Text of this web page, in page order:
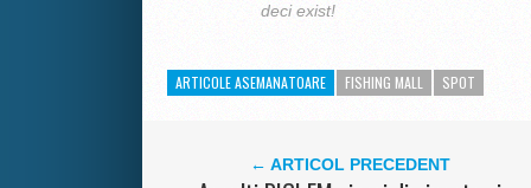
deci exist!
ARTICOLE ASEMANATOARE FISHING MALL SPOT
← ARTICOL PRECEDENT